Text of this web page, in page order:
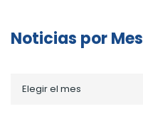
Noticias por Mes
porElegir el mes